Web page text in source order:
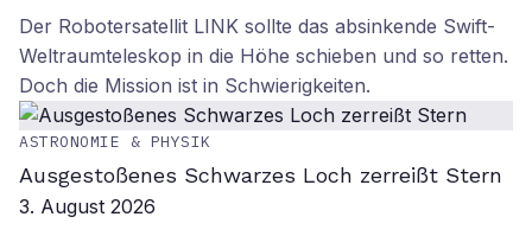
Der Robotersatellit LINK sollte das absinkende Swift-
Weltraumteleskop in die Höhe schieben und so retten.
Doch die Mission ist in Schwierigkeiten.
ASTRONOMIE & PHYSIK
Ausgestoßenes Schwarzes Loch zerreißt Stern
3. August 2026